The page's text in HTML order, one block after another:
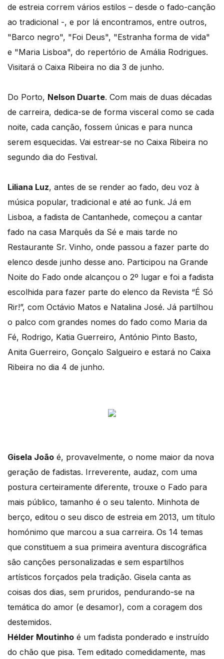
de estreia correm vários estilos – desde o fado-canção
ao tradicional -, e por lá encontramos, entre outros,
"Barco negro", "Foi Deus", "Estranha forma de vida"
e "Maria Lisboa", do repertório de Amália Rodrigues.
Visitará o Caixa Ribeira no dia 3 de junho.
Do Porto, Nelson Duarte. Com mais de duas décadas
de carreira, dedica-se de forma visceral como se cada
noite, cada canção, fossem únicas e para nunca
serem esquecidas. Vai estrear-se no Caixa Ribeira no
segundo dia do Festival.
Liliana Luz, antes de se render ao fado, deu voz à
música popular, tradicional e até ao funk. Já em
Lisboa, a fadista de Cantanhede, começou a cantar
fado na casa Marquês da Sé e mais tarde no
Restaurante Sr. Vinho, onde passou a fazer parte do
elenco desde junho desse ano. Participou na Grande
Noite do Fado onde alcançou o 2º lugar e foi a fadista
escolhida para fazer parte do elenco da Revista “É Só
Rir!”, com Octávio Matos e Natalina José. Já partilhou
o palco com grandes nomes do fado como Maria da
Fé, Rodrigo, Katia Guerreiro, António Pinto Basto,
Anita Guerreiro, Gonçalo Salgueiro e estará no Caixa
Ribeira no dia 4 de junho.
Gisela João é, provavelmente, o nome maior da nova
geração de fadistas. Irreverente, audaz, com uma
postura certeiramente diferente, trouxe o Fado para
mais público, tamanho é o seu talento. Minhota de
berço, editou o seu disco de estreia em 2013, um título
homónimo que marcou a sua carreira. Os 14 temas
que constituem a sua primeira aventura discográfica
são canções personalizadas e sem espartilhos
artísticos forçados pela tradição. Gisela canta as
coisas dos dias, sem pruridos, pendurando-se na
temática do amor (e desamor), com a coragem dos
destemidos.
Hélder Moutinho é um fadista ponderado e instruído
do chão que pisa. Tem editado comedidamente, mas